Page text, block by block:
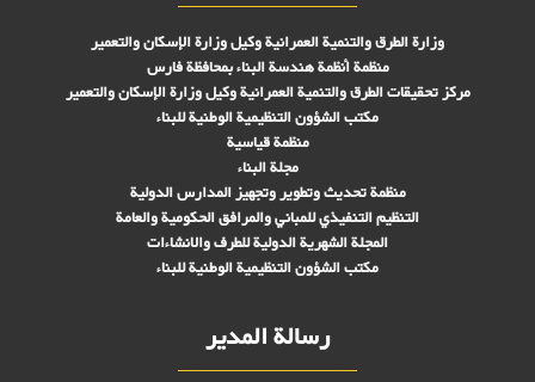
وزارة الطرق والتنمية العمرانية وكيل وزارة الإسكان والتعمير
منظمة أنظمة هندسة البناء بمحافظة فارس
مركز تحقیقات الطرق والتنمية العمرانية وكيل وزارة الإسكان والتعمير
مكتب الشؤون التنظيمية الوطنية للبناء
منظمة قياسية
مجلة البناء
منظمة تحديث وتطوير وتجهيز المدارس الدولية
التنظيم التنفيذي للمباني والمرافق الحكومية والعامة
المجلة الشهرية الدولية للطرف والانشاءات
مكتب الشؤون التنظيمية الوطنية للبناء
رسالة المدير